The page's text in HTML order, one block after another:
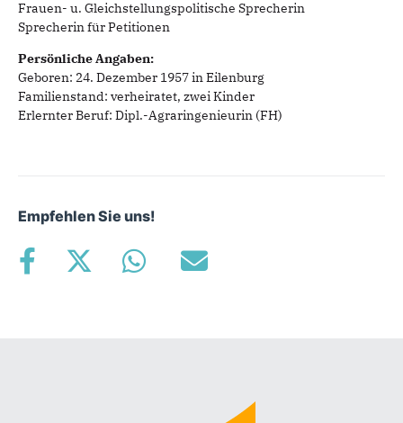
Frauen- u. Gleichstellungspolitische Sprecherin
Sprecherin für Petitionen
Persönliche Angaben:
Geboren: 24. Dezember 1957 in Eilenburg
Familienstand: verheiratet, zwei Kinder
Erlernter Beruf: Dipl.-Agraringenieurin (FH)
Empfehlen Sie uns!